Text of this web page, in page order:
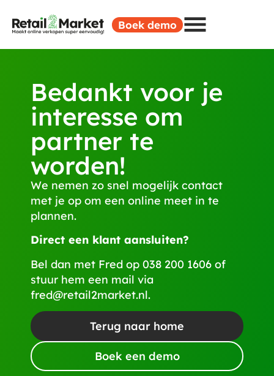
Boek demo
Bedankt voor je
interesse om
partner te
worden!
We nemen zo snel mogelijk contact
met je op om een online meet in te
plannen.
Direct een klant aansluiten?
Bel dan met Fred op 038 200 1606 of
stuur hem een mail via
fred@retail2market.nl.
Terug naar home
Boek een demo